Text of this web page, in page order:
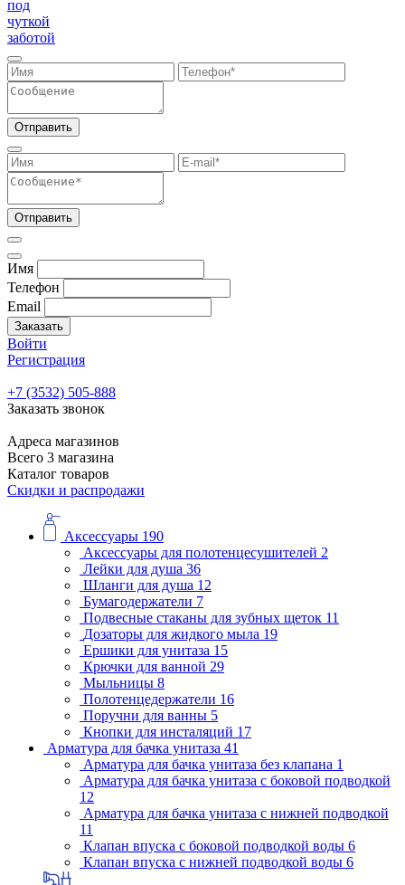
под
чуткой
заботой
Отправить
Отправить
Имя
Телефон
Email
Заказать
Войти
Регистрация
+7 (3532) 505-888
Заказать звонок
Адреса магазинов
Всего 3 магазина
Каталог товаров
Скидки и распродажи
Аксессуары 190
Аксессуары для полотенцесушителей 2
Лейки для душа 36
Шланги для душа 12
Бумагодержатели 7
Подвесные стаканы для зубных щеток 11
Дозаторы для жидкого мыла 19
Ершики для унитаза 15
Крючки для ванной 29
Мыльницы 8
Полотенцедержатели 16
Поручни для ванны 5
Кнопки для инсталяций 17
Арматура для бачка унитаза 41
Арматура для бачка унитаза без клапана 1
Арматура для бачка унитаза с боковой подводкой
12
Арматура для бачка унитаза с нижней подводкой
11
Клапан впуска с боковой подводкой воды 6
Клапан впуска с нижней подводкой воды 6